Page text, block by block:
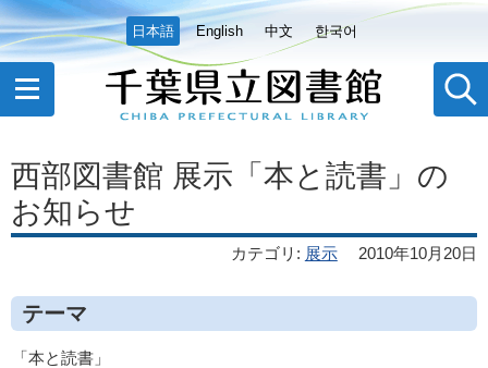
日本語 English 中文 한국어
西部図書館 展示「本と読書」の
お知らせ
カテゴリ : 展示 2010年10月20日
テーマ
「本と読書」